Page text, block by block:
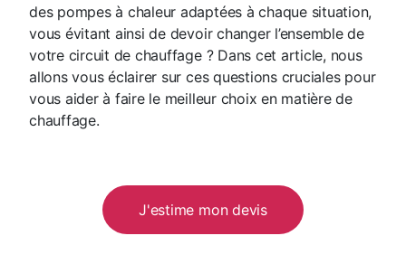
des pompes à chaleur adaptées à chaque situation,
vous évitant ainsi de devoir changer l’ensemble de
votre circuit de chauffage ? Dans cet article, nous
allons vous éclairer sur ces questions cruciales pour
vous aider à faire le meilleur choix en matière de
chauffage.
J'estime mon devis